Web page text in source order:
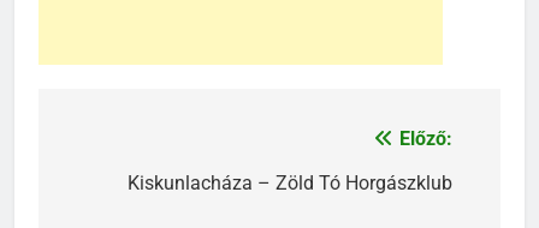
navigáció
Előző:
Kiskunlacháza – Zöld Tó Horgászklub